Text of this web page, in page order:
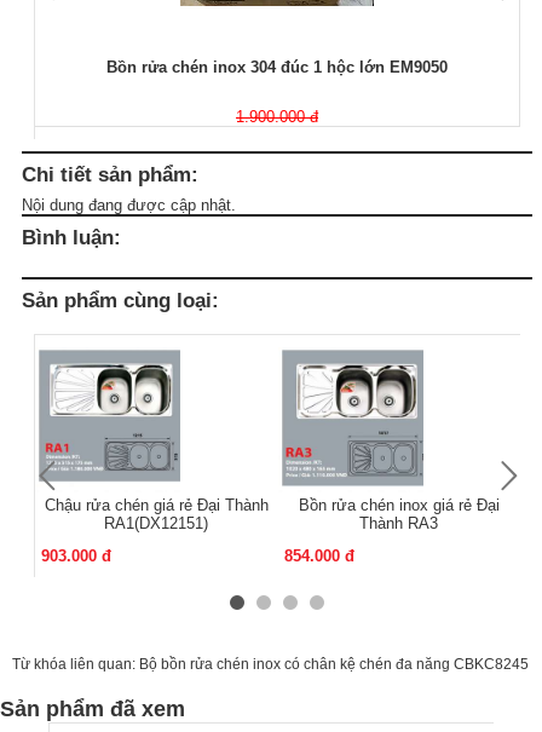
Bồn rửa chén inox 304 đúc 1 hộc lớn EM9050
1.900.000 đ
Chi tiết sản phẩm:
Nội dung đang được cập nhật.
Bình luận:
Sản phẩm cùng loại:
Chậu rửa chén giá rẻ Đại Thành
RA1(DX12151)
903.000 đ
Bồn rửa chén inox giá rẻ Đại
Thành RA3
854.000 đ
Từ khóa liên quan: Bộ bồn rửa chén inox có chân kệ chén đa năng CBKC8245
Sản phẩm đã xem